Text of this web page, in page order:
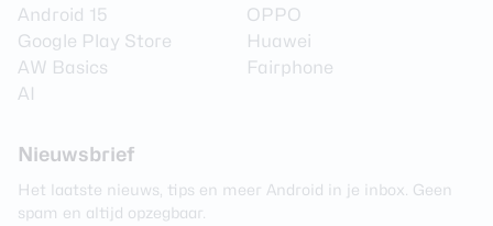
Android 15
Google Play Store
AW Basics
AI
OPPO
Huawei
Fairphone
Nieuwsbrief
Het laatste nieuws, tips en meer Android in je inbox. Geen
spam en altijd opzegbaar.